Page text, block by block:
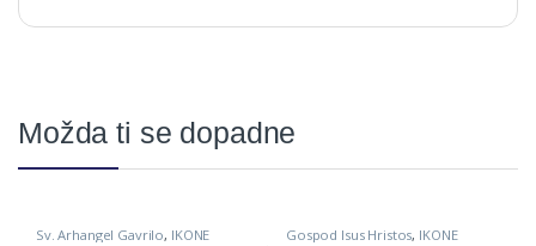
Možda ti se dopadne
Sv. Arhangel Gavrilo, IKONE Gospod Isus Hristos, IKONE